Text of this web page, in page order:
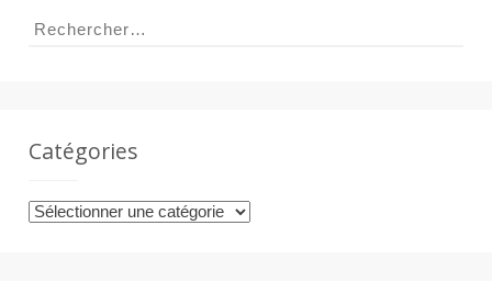
Rechercher :
Catégories
Catégories